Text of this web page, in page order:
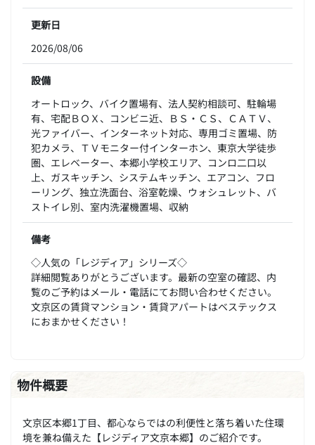
更新日
2026/08/06
設備
オートロック、バイク置場有、法人契約相談可、駐輪場
有、宅配ＢＯＸ、コンビニ近、ＢＳ・ＣＳ、ＣＡＴＶ、
光ファイバー、インターネット対応、専用ゴミ置場、防
犯カメラ、ＴＶモニター付インターホン、東京大学徒歩
圏、エレベーター、本郷小学校エリア、コンロ二口以
上、ガスキッチン、システムキッチン、エアコン、フロ
ーリング、独立洗面台、浴室乾燥、ウォシュレット、バ
ストイレ別、室内洗濯機置場、収納
備考
◇人気の「レジディア」シリーズ◇
詳細閲覧ありがとうございます。最新の空室の確認、内
覧のご予約はメール・電話にてお問い合わせください。
文京区の賃貸マンション・賃貸アパートはベステックス
におまかせください！
物件概要
文京区本郷1丁目、都心ならではの利便性と落ち着いた住環
境を兼ね備えた【レジディア文京本郷】のご紹介です。